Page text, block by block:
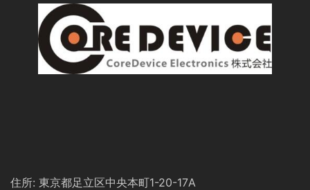
住所: 東京都足立区中央本町1-20-17A